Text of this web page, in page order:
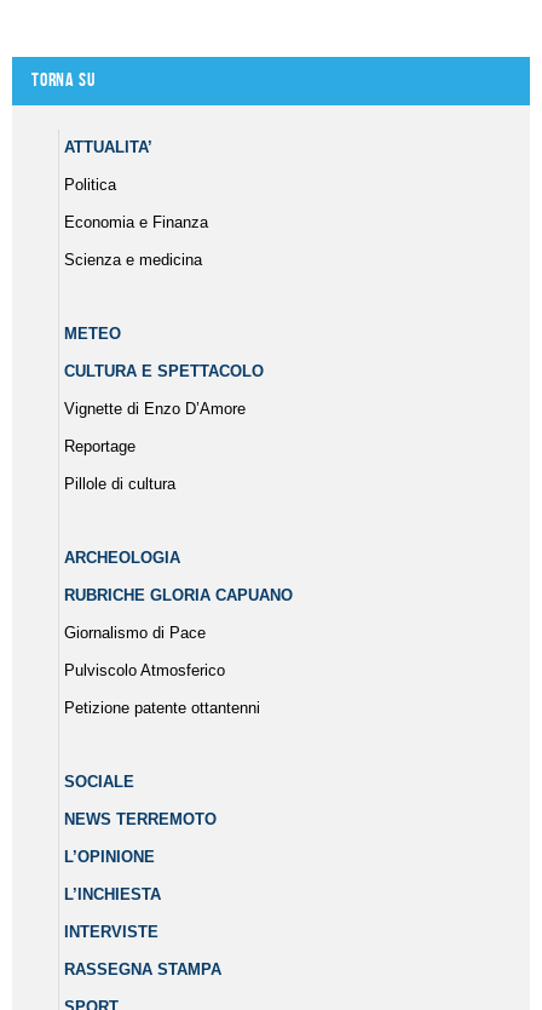
Torna su
ATTUALITA’
Politica
Economia e Finanza
Scienza e medicina
METEO
CULTURA E SPETTACOLO
Vignette di Enzo D’Amore
Reportage
Pillole di cultura
ARCHEOLOGIA
RUBRICHE GLORIA CAPUANO
Giornalismo di Pace
Pulviscolo Atmosferico
Petizione patente ottantenni
SOCIALE
NEWS TERREMOTO
L’OPINIONE
L’INCHIESTA
INTERVISTE
RASSEGNA STAMPA